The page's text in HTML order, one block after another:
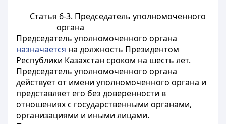
Статья 6-3. Председатель уполномоченного
органа
Председатель уполномоченного органа
назначается на должность Президентом
Республики Казахстан сроком на шесть лет.
Председатель уполномоченного органа
действует от имени уполномоченного органа и
представляет его без доверенности в
отношениях с государственными органами,
организациями и иными лицами.